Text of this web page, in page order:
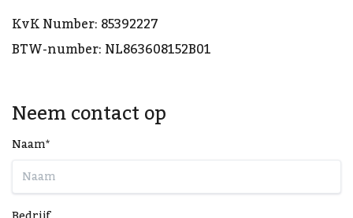
KvK Number: 85392227
BTW-number: NL863608152B01
Neem contact op
Naam*